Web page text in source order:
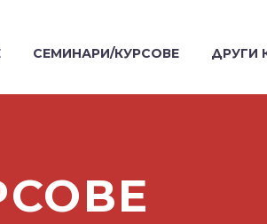
СЕМИНАРИ/КУРСОВЕ ДРУГИ